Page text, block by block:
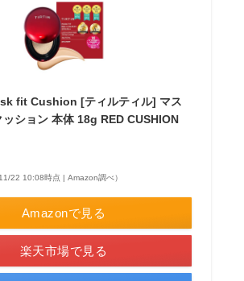
fit Cushion [ティルティル] マス
ッション 本体 18g RED CUSHION
22 10:08時点 | Amazon調べ）
Amazonで見る
楽天市場で見る